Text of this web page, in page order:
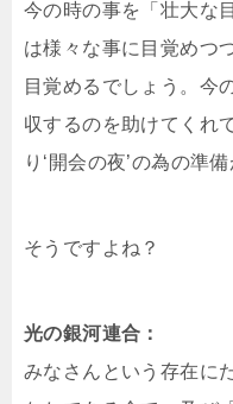
今の時の事を「壮大な
は様々な事に目覚めつ
目覚めるでしょう。今
収するのを助けてくれ
り‘開会の夜’の為の準
そうですよね？
光の銀河連合：
みなさんという存在に